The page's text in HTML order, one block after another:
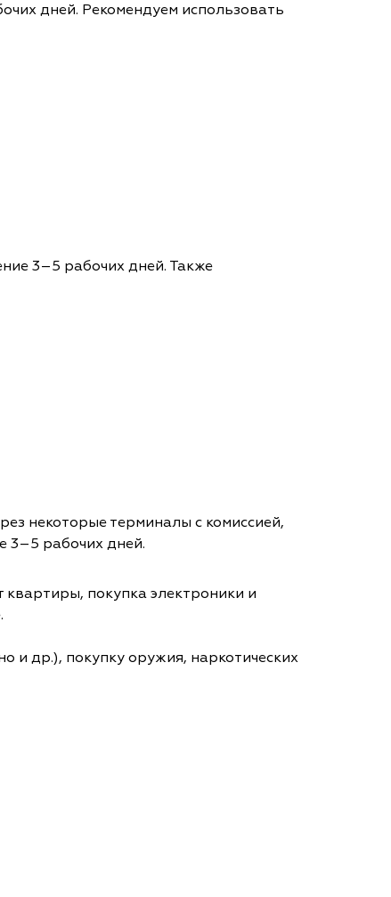
дней. Рекомендуем использовать
3–5 рабочих дней. Также
некоторые терминалы с комиссией,
3–5 рабочих дней.
покупка электроники и
и др.), покупку оружия, наркотических